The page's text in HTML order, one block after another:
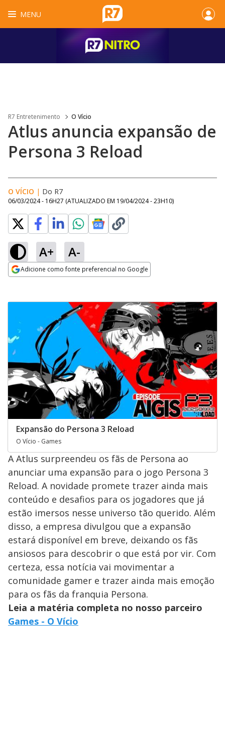
MENU
R7 Entretenimento O Vício
Atlus anuncia expansão de
Persona 3 Reload
O VÍCIO | Do R7
06/03/2024 - 16H27 (ATUALIZADO EM 19/04/2024 - 23H10)
A+ A-
Adicione como fonte preferencial no Google
Expansão do Persona 3 Reload
O Vício - Games
A Atlus surpreendeu os fãs de Persona ao
anunciar uma expansão para o jogo Persona 3
Reload. A novidade promete trazer ainda mais
conteúdo e desafios para os jogadores que já
estão imersos nesse universo tão querido. Além
disso, a empresa divulgou que a expansão
estará disponível em breve, deixando os fãs
ansiosos para descobrir o que está por vir. Com
certeza, essa notícia vai movimentar a
comunidade gamer e trazer ainda mais emoção
para os fãs da franquia Persona.
Leia a matéria completa no nosso parceiro
Games - O Vício